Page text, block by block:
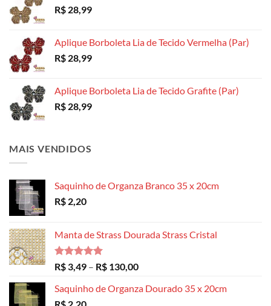
R$ 28,99
Aplique Borboleta Lia de Tecido Vermelha (Par)
R$ 28,99
Aplique Borboleta Lia de Tecido Grafite (Par)
R$ 28,99
MAIS VENDIDOS
Saquinho de Organza Branco 35 x 20cm
R$ 2,20
Manta de Strass Dourada Strass Cristal
Avaliação
5.00
de 5
R$ 3,49 – R$ 130,00Faixa
preço:
Saquinho de Organza Dourado 35 x 20cm